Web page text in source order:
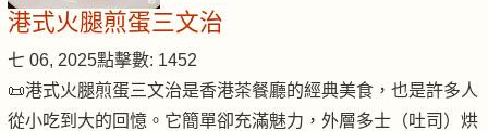
港式火腿煎蛋三文治
七 06, 2025點擊數: 1452
📜港式火腿煎蛋三文治是香港茶餐廳的經典美食，也是許多人
從小吃到大的回憶。它簡單卻充滿魅力，外層多士（吐司）烘